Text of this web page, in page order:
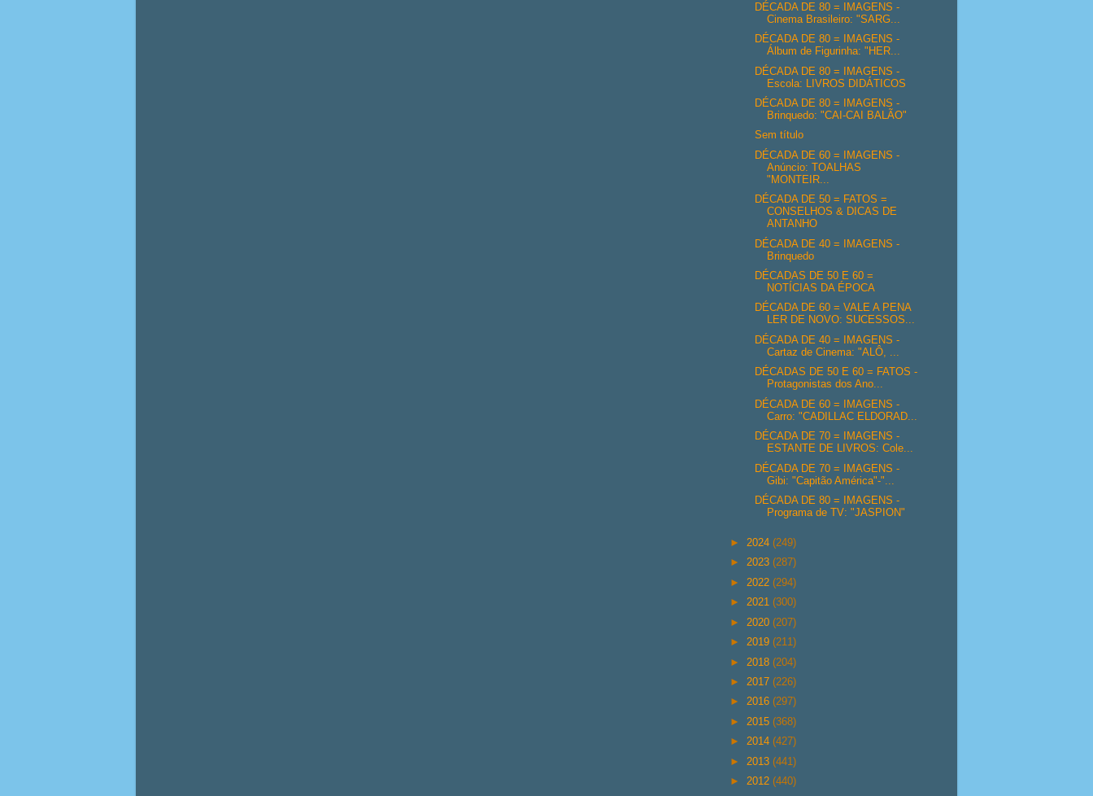
DÉCADA DE 80 = IMAGENS -
Cinema Brasileiro: "SARG...
DÉCADA DE 80 = IMAGENS -
Álbum de Figurinha: "HER...
DÉCADA DE 80 = IMAGENS -
Escola: LIVROS DIDÁTICOS
DÉCADA DE 80 = IMAGENS -
Brinquedo: "CAI-CAI BALÃO"
Sem título
DÉCADA DE 60 = IMAGENS -
Anúncio: TOALHAS
"MONTEIR...
DÉCADA DE 50 = FATOS =
CONSELHOS & DICAS DE
ANTANHO
DÉCADA DE 40 = IMAGENS -
Brinquedo
DÉCADAS DE 50 E 60 =
NOTÍCIAS DA ÉPOCA
DÉCADA DE 60 = VALE A PENA
LER DE NOVO: SUCESSOS...
DÉCADA DE 40 = IMAGENS -
Cartaz de Cinema: "ALÔ, ...
DÉCADAS DE 50 E 60 = FATOS -
Protagonistas dos Ano...
DÉCADA DE 60 = IMAGENS -
Carro: "CADILLAC ELDORAD...
DÉCADA DE 70 = IMAGENS -
ESTANTE DE LIVROS: Cole...
DÉCADA DE 70 = IMAGENS -
Gibi: "Capitão América"-"...
DÉCADA DE 80 = IMAGENS -
Programa de TV: "JASPION"
► 2024 (249)
► 2023 (287)
► 2022 (294)
► 2021 (300)
► 2020 (207)
► 2019 (211)
► 2018 (204)
► 2017 (226)
► 2016 (297)
► 2015 (368)
► 2014 (427)
► 2013 (441)
► 2012 (440)